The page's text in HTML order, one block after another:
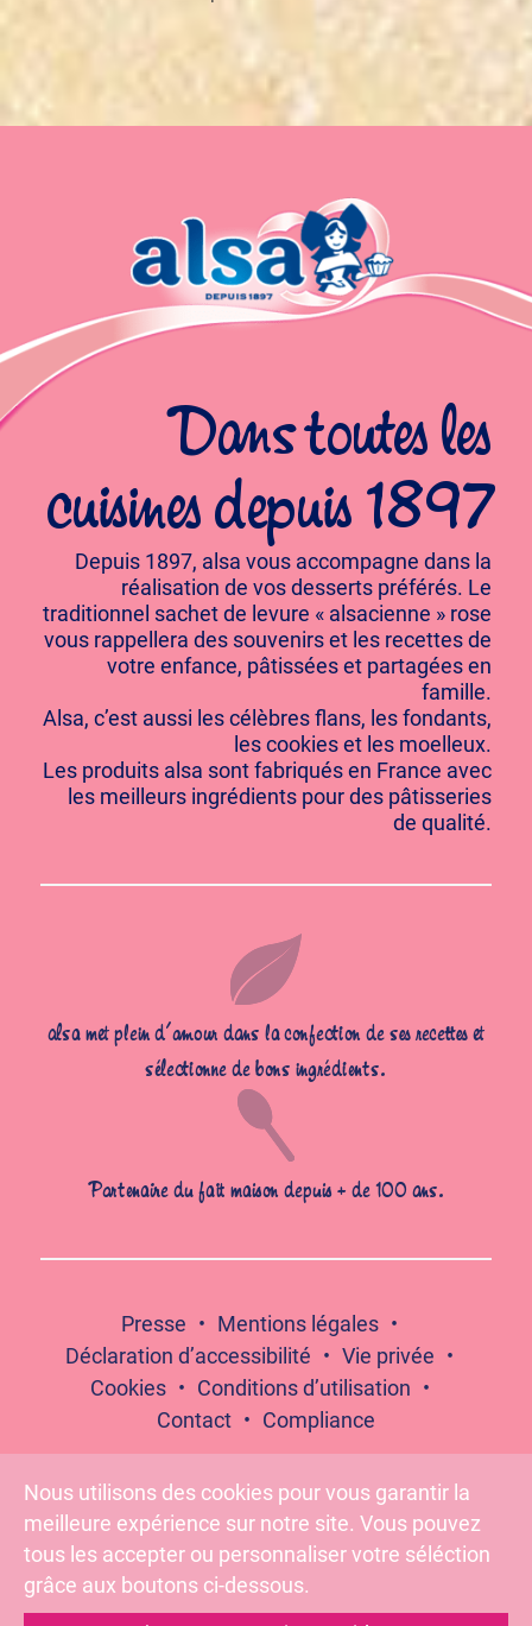
alsa met plein d’amour dans la confection de ses recettes et
sélectionne de bons ingrédients.
Partenaire du fait maison depuis + de 100 ans.
Dans toutes les
cuisines depuis 1897
Depuis 1897, alsa vous accompagne dans la
réalisation de vos desserts préférés. Le
traditionnel sachet de levure « alsacienne » rose
vous rappellera des souvenirs et les recettes de
votre enfance, pâtissées et partagées en
famille.
Alsa, c’est aussi les célèbres flans, les fondants,
les cookies et les moelleux.
Les produits alsa sont fabriqués en France avec
les meilleurs ingrédients pour des pâtisseries
de qualité.
Presse
Mentions légales
Déclaration d’accessibilité
Vie privée
Cookies
Conditions d’utilisation
Contact
Compliance
Suivez-nous :
Nous utilisons des cookies pour vous garantir la
meilleure expérience sur notre site. Vous pouvez
tous les accepter ou personnaliser votre séléction
grâce aux boutons ci-dessous.